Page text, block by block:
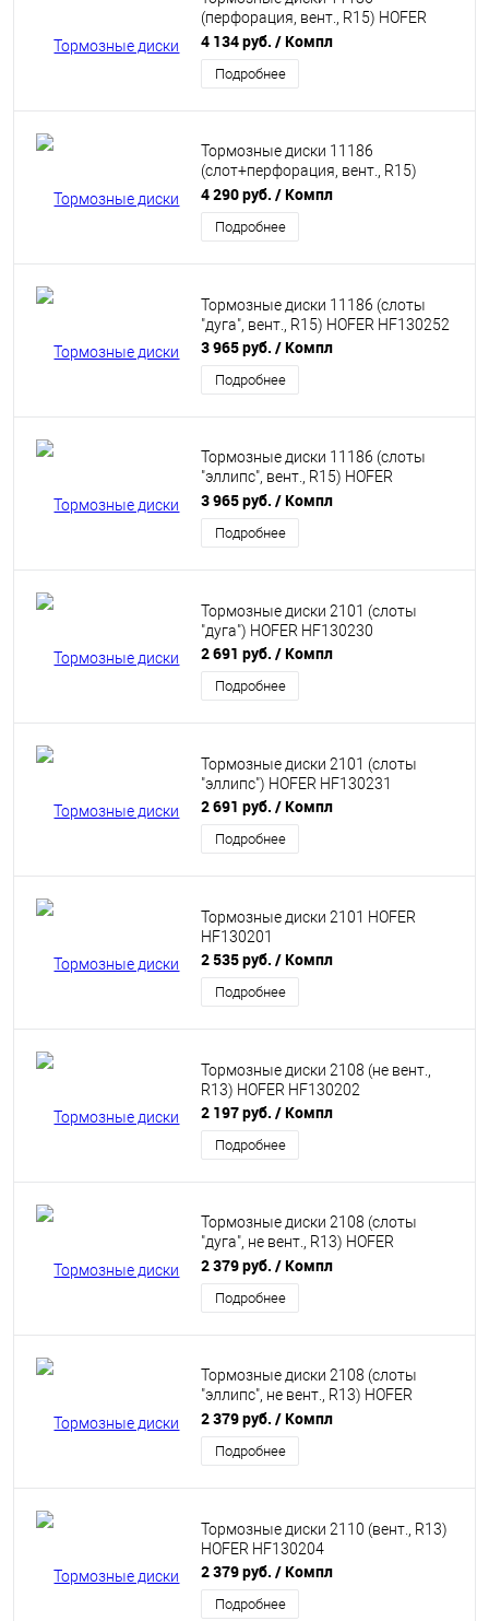
(перфорация, вент., R15) HOFER
HF130254
4 134 руб. / Компл
Подробнее
Тормозные диски 11186
(слот+перфорация, вент., R15)
HOFER HF130255
4 290 руб. / Компл
Подробнее
Тормозные диски 11186 (слоты
"дуга", вент., R15) HOFER HF130252
3 965 руб. / Компл
Подробнее
Тормозные диски 11186 (слоты
"эллипс", вент., R15) HOFER
HF130253
3 965 руб. / Компл
Подробнее
Тормозные диски 2101 (слоты
"дуга") HOFER HF130230
2 691 руб. / Компл
Подробнее
Тормозные диски 2101 (слоты
"эллипс") HOFER HF130231
2 691 руб. / Компл
Подробнее
Тормозные диски 2101 HOFER
HF130201
2 535 руб. / Компл
Подробнее
Тормозные диски 2108 (не вент.,
R13) HOFER HF130202
2 197 руб. / Компл
Подробнее
Тормозные диски 2108 (слоты
"дуга", не вент., R13) HOFER
HF130203
2 379 руб. / Компл
Подробнее
Тормозные диски 2108 (слоты
"эллипс", не вент., R13) HOFER
HF130242
2 379 руб. / Компл
Подробнее
Тормозные диски 2110 (вент., R13)
HOFER HF130204
2 379 руб. / Компл
Подробнее